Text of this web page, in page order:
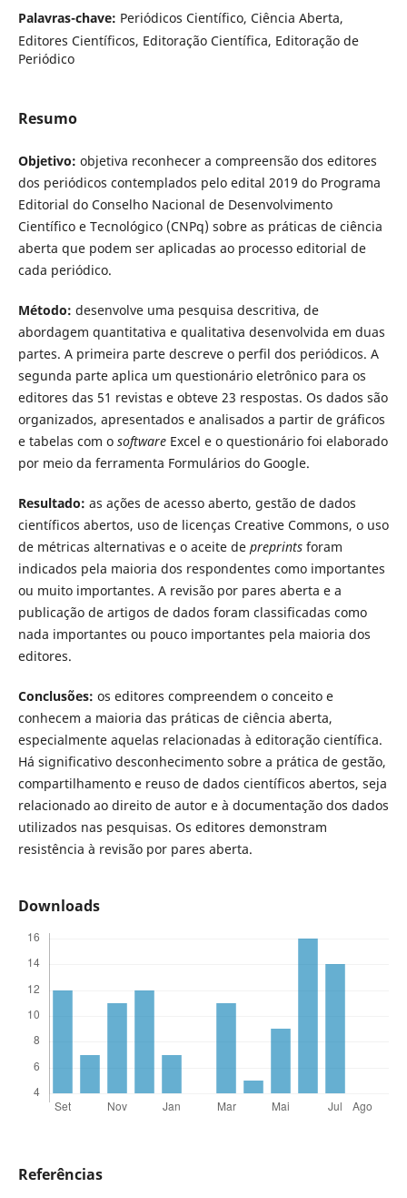
Palavras-chave: Periódicos Científico, Ciência Aberta,
Editores Científicos, Editoração Científica, Editoração de
Periódico
Resumo
Objetivo: objetiva reconhecer a compreensão dos editores
dos periódicos contemplados pelo edital 2019 do Programa
Editorial do Conselho Nacional de Desenvolvimento
Científico e Tecnológico (CNPq) sobre as práticas de ciência
aberta que podem ser aplicadas ao processo editorial de
cada periódico.
Método: desenvolve uma pesquisa descritiva, de
abordagem quantitativa e qualitativa desenvolvida em duas
partes. A primeira parte descreve o perfil dos periódicos. A
segunda parte aplica um questionário eletrônico para os
editores das 51 revistas e obteve 23 respostas. Os dados são
organizados, apresentados e analisados a partir de gráficos
e tabelas com o softwareExcel e o questionário foi elaborado
por meio da ferramenta Formulários do Google.
Resultado: as ações de acesso aberto, gestão de dados
científicos abertos, uso de licenças Creative Commons, o uso
de métricas alternativas e o aceite de preprintsforam
indicados pela maioria dos respondentes como importantes
ou muito importantes. A revisão por pares aberta e a
publicação de artigos de dados foram classificadas como
nada importantes ou pouco importantes pela maioria dos
editores.
Conclusões: os editores compreendem o conceito e
conhecem a maioria das práticas de ciência aberta,
especialmente aquelas relacionadas à editoração científica.
Há significativo desconhecimento sobre a prática de gestão,
compartilhamento e reuso de dados científicos abertos, seja
relacionado ao direito de autor e à documentação dos dados
utilizados nas pesquisas. Os editores demonstram
resistência à revisão por pares aberta.
Downloads
Referências